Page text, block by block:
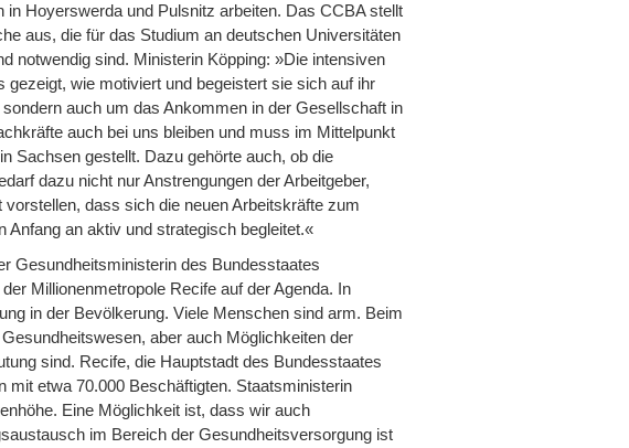
Hoyerswerda und Pulsnitz arbeiten. Das CCBA stellt
aus, die für das Studium an deutschen Universitäten
notwendig sind. Ministerin Köpping: »Die intensiven
wie motiviert und begeistert sie sich auf ihr
auch um das Ankommen in der Gesellschaft in
auch bei uns bleiben und muss im Mittelpunkt
Sachsen gestellt. Dazu gehörte auch, ob die
dazu nicht nur Anstrengungen der Arbeitgeber,
dass sich die neuen Arbeitskräfte zum
an aktiv und strategisch begleitet.«
Gesundheitsministerin des Bundesstaates
Millionenmetropole Recife auf der Agenda. In
in der Bevölkerung. Viele Menschen sind arm. Beim
aber auch Möglichkeiten der
sind. Recife, die Hauptstadt des Bundesstaates
mit etwa 70.000 Beschäftigten. Staatsministerin
Eine Möglichkeit ist, dass wir auch
im Bereich der Gesundheitsversorgung ist